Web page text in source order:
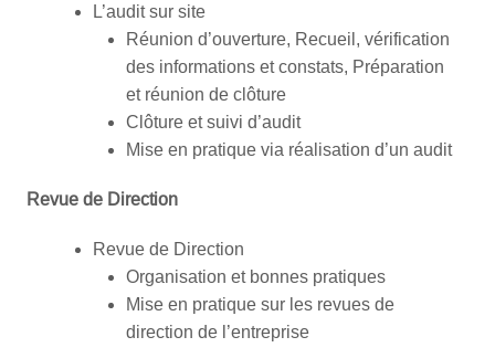
L’audit sur site
Réunion d’ouverture, Recueil, vérification
des informations et constats, Préparation
et réunion de clôture
Clôture et suivi d’audit
Mise en pratique via réalisation d’un audit
Revue de Direction
Revue de Direction
Organisation et bonnes pratiques
Mise en pratique sur les revues de
direction de l’entreprise